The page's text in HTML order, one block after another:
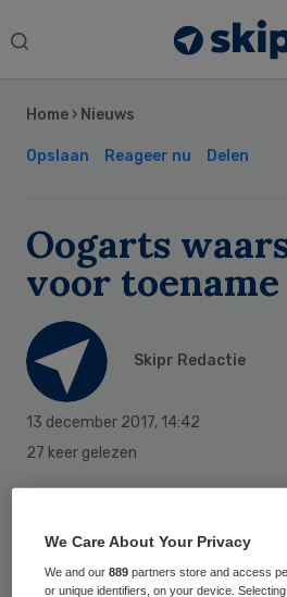
Search
Home › Nieuws
Opslaan Reageer nu Delen
Oogarts
voor
Skipr Redactie
13 december 2017, 14:42
27 keer gelezen
tienduizenden
worden als gevolg van
Sidebar
We Care About Your Privacy
We and our889 partners store and access
or unique identifiers, on your device.